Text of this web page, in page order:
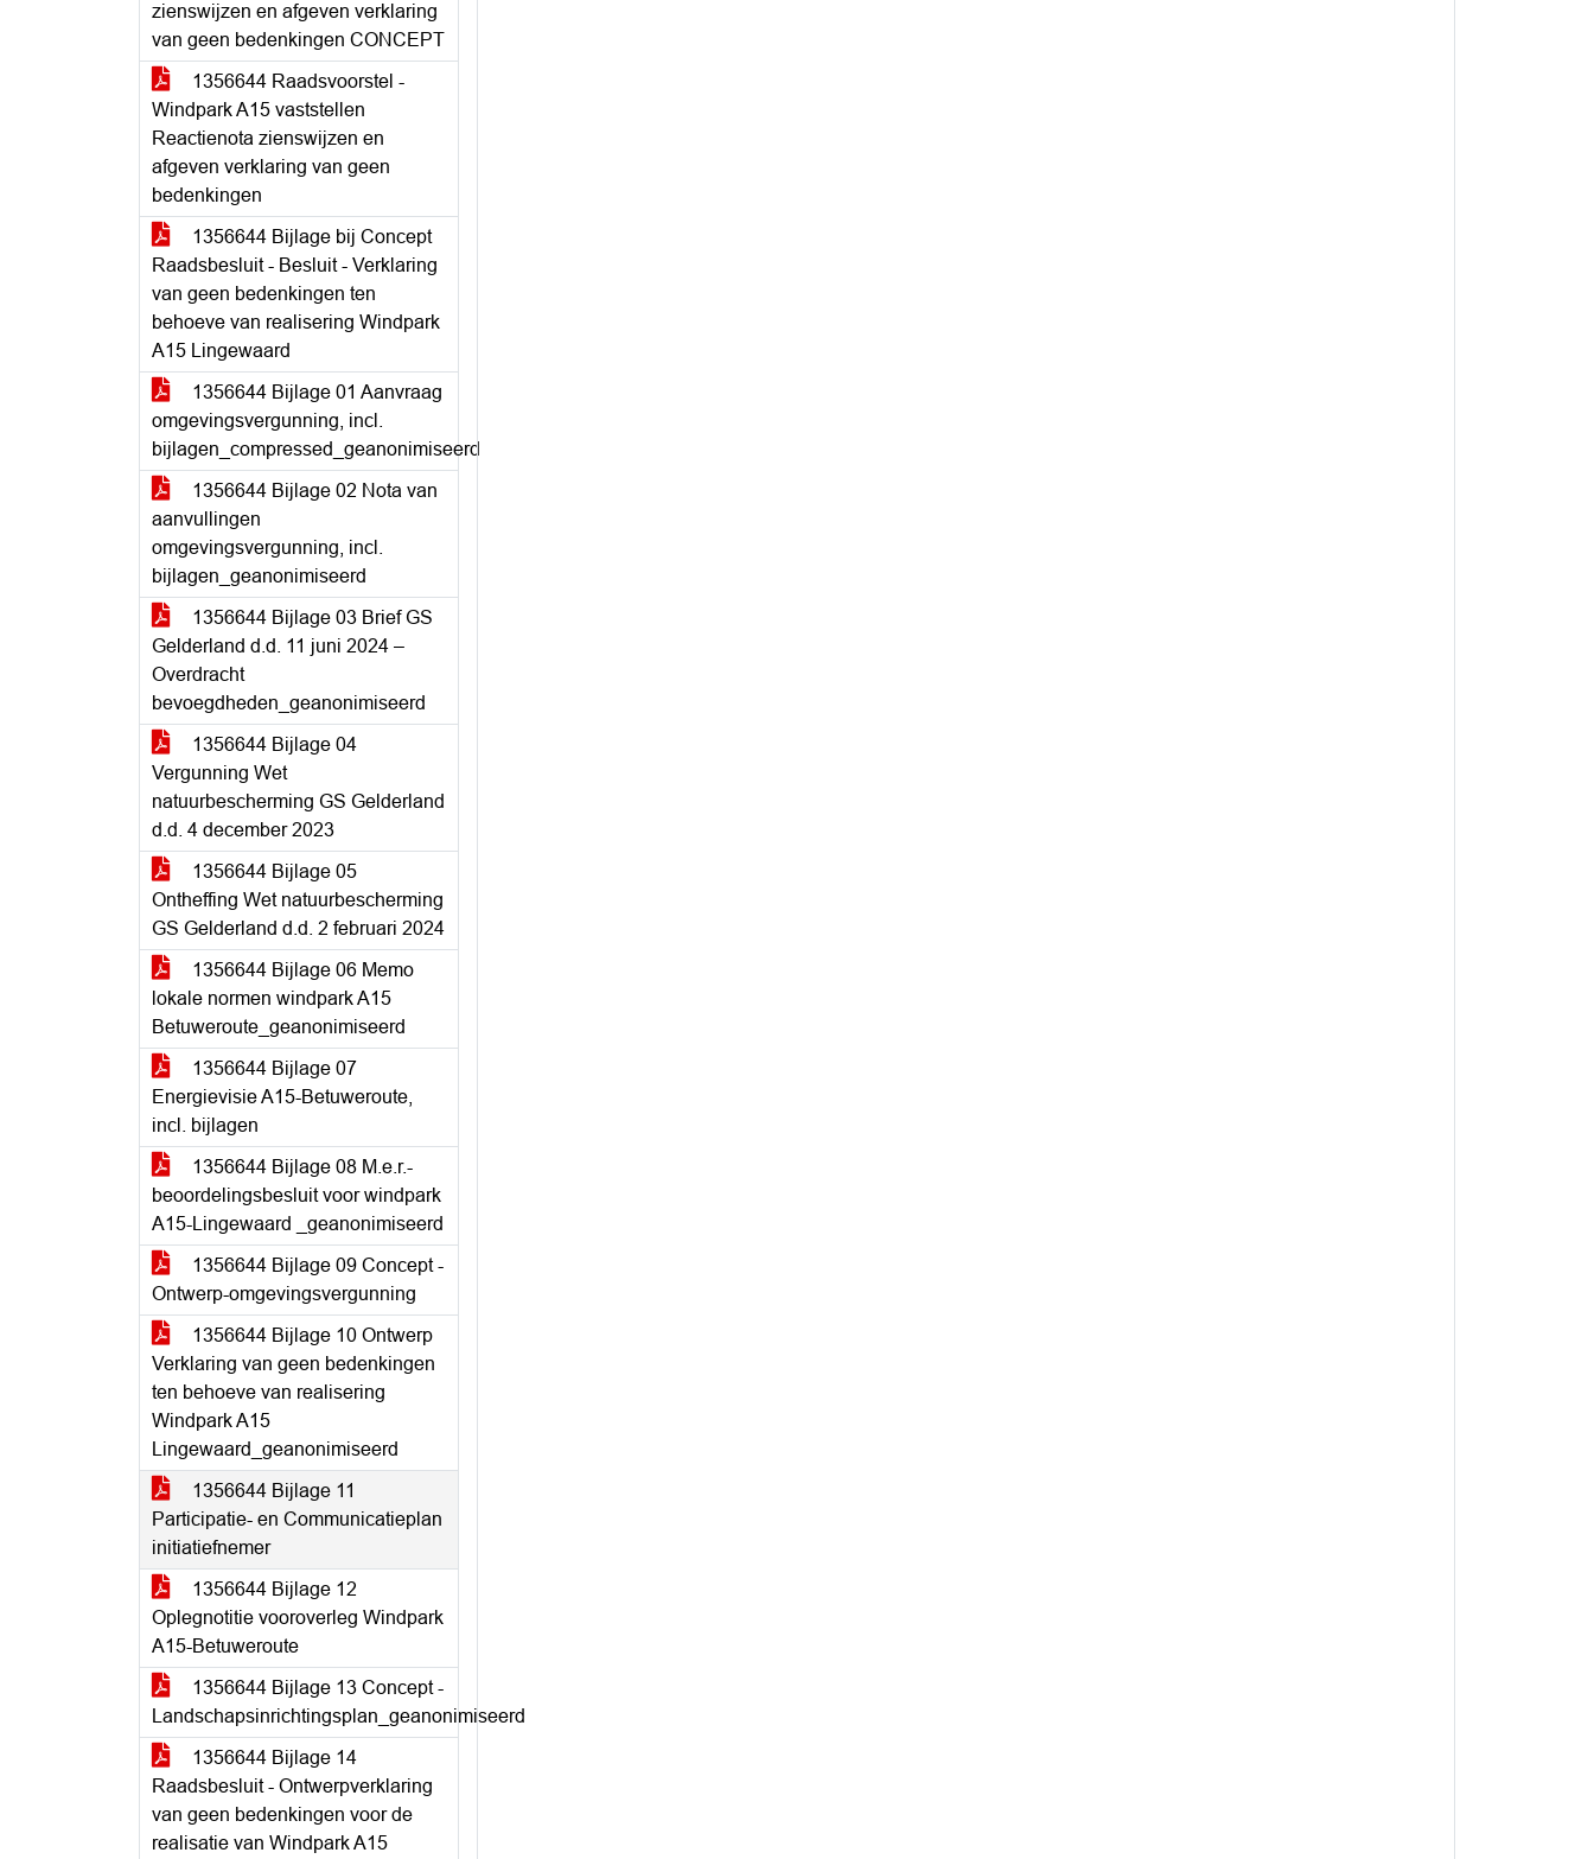
zienswijzen en afgeven verklaring
van geen bedenkingen CONCEPT
1356644 Raadsvoorstel -
Windpark A15 vaststellen
Reactienota zienswijzen en
afgeven verklaring van geen
bedenkingen
1356644 Bijlage bij Concept
Raadsbesluit - Besluit - Verklaring
van geen bedenkingen ten
behoeve van realisering Windpark
A15 Lingewaard
1356644 Bijlage 01 Aanvraag
omgevingsvergunning, incl.
bijlagen_compressed_geanonimiseerd
1356644 Bijlage 02 Nota van
aanvullingen
omgevingsvergunning, incl.
bijlagen_geanonimiseerd
1356644 Bijlage 03 Brief GS
Gelderland d.d. 11 juni 2024 –
Overdracht
bevoegdheden_geanonimiseerd
1356644 Bijlage 04
Vergunning Wet
natuurbescherming GS Gelderland
d.d. 4 december 2023
1356644 Bijlage 05
Ontheffing Wet natuurbescherming
GS Gelderland d.d. 2 februari 2024
1356644 Bijlage 06 Memo
lokale normen windpark A15
Betuweroute_geanonimiseerd
1356644 Bijlage 07
Energievisie A15-Betuweroute,
incl. bijlagen
1356644 Bijlage 08 M.e.r.-
beoordelingsbesluit voor windpark
A15-Lingewaard _geanonimiseerd
1356644 Bijlage 09 Concept -
Ontwerp-omgevingsvergunning
1356644 Bijlage 10 Ontwerp
Verklaring van geen bedenkingen
ten behoeve van realisering
Windpark A15
Lingewaard_geanonimiseerd
1356644 Bijlage 11
Participatie- en Communicatieplan
initiatiefnemer
1356644 Bijlage 12
Oplegnotitie vooroverleg Windpark
A15-Betuweroute
1356644 Bijlage 13 Concept -
Landschapsinrichtingsplan_geanonimiseerd
1356644 Bijlage 14
Raadsbesluit - Ontwerpverklaring
van geen bedenkingen voor de
realisatie van Windpark A15